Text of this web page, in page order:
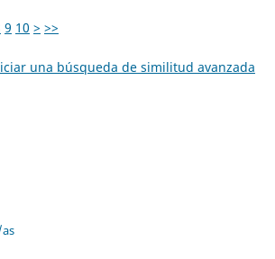
9 10 > >>
una búsqueda de similitud avanzada